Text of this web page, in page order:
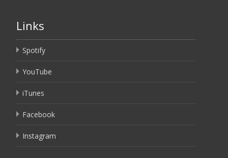
Links
Spotify
YouTube
iTunes
Facebook
Instagram